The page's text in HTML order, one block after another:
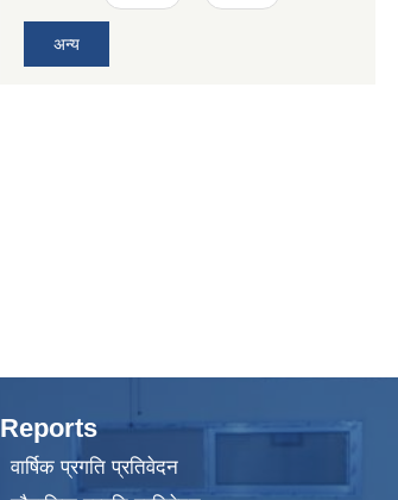
अन्य
Reports
वार्षिक प्रगति प्रतिवेदन